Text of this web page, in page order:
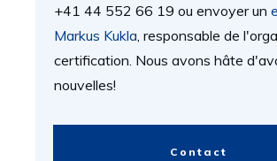
+41 44 552 66 19 ou envoyer un
Markus Kukla , responsable de
certification. Nous avons hâte
nouvelles!
Contact